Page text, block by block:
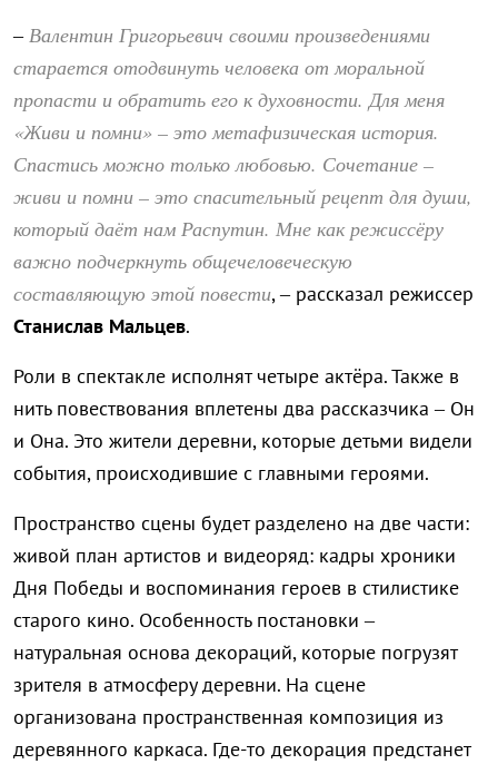
–Валентин Григорьевич своими произведениями
старается отодвинуть человека от моральной
пропасти и обратить его к духовности. Для меня
«Живи и помни» – это метафизическая история.
Спастись можно только любовью. Сочетание –
живи и помни – это спасительный рецепт для души,
который даёт нам Распутин. Мне как режиссёру
важно подчеркнуть общечеловеческую
составляющую этой повести, – рассказал режиссер
Станислав Мальцев.
Роли в спектакле исполнят четыре актёра. Также в
нить повествования вплетены два рассказчика – Он
и Она. Это жители деревни, которые детьми видели
события, происходившие с главными героями.
Пространство сцены будет разделено на две части:
живой план артистов и видеоряд: кадры хроники
Дня Победы и воспоминания героев в стилистике
старого кино. Особенность постановки –
натуральная основа декораций, которые погрузят
зрителя в атмосферу деревни. На сцене
организована пространственная композиция из
деревянного каркаса. Где-то декорация предстанет